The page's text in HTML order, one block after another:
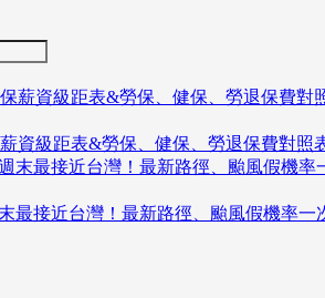
資級距表&勞保、健保、勞退保費對照
最接近台灣！最新路徑、颱風假機率一